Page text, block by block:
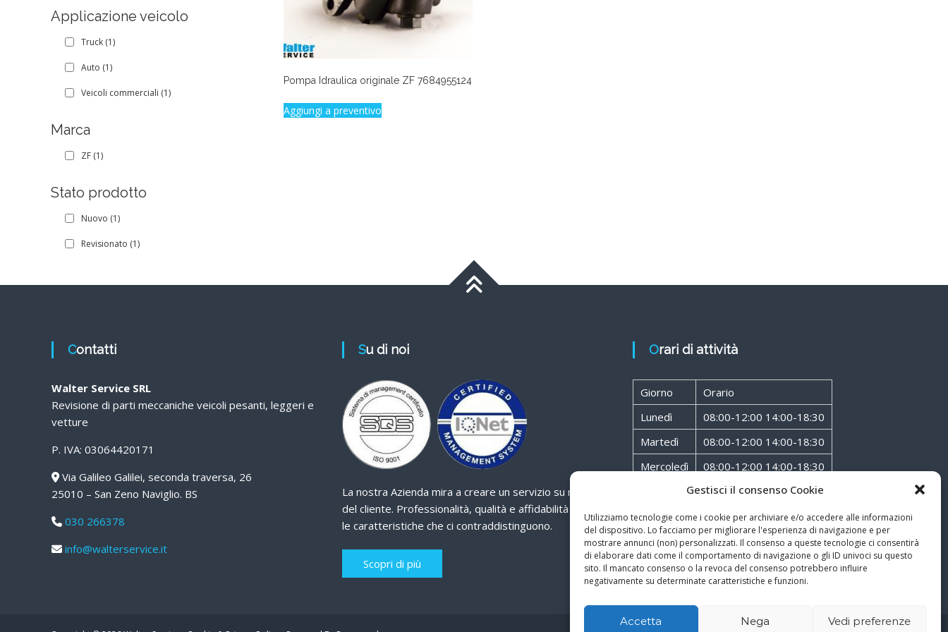
Gestisci il consenso Cookie
Utilizziamo tecnologie come i cookie per archiviare e/o accedere alle informazioni
del dispositivo. Lo facciamo per migliorare l'esperienza di navigazione e per
mostrare annunci (non) personalizzati. Il consenso a queste tecnologie ci consentirà
di elaborare dati come il comportamento di navigazione o gli ID univoci su questo
sito. Il mancato consenso o la revoca del consenso potrebbero influire
negativamente su determinate caratteristiche e funzioni.
Accetta Nega Vedi preferenze
Pompa Idraulica originale ZF 7684955124
Aggiungi a preventivo
Applicazione veicolo
Truck (1)
Auto (1)
Veicoli commerciali (1)
Marca
ZF (1)
Stato prodotto
Nuovo (1)
Revisionato (1)
Contatti
Walter Service SRL
Revisione di parti meccaniche veicoli pesanti, leggeri e
vetture
P. IVA: 03064420171
Via Galileo Galilei, seconda traversa, 26
25010 – San Zeno Naviglio. BS
030 266378
info@walterservice.it
Su di noi
La nostra Azienda mira a creare un servizio su misura
del cliente. Professionalità, qualità e affidabilità sono
le caratteristiche che ci contraddistinguono.
Scopri di più
Orari di attività
Giorno
Orario
Lunedì
08:00-12:00 14:00-18:30
Martedì
08:00-12:00 14:00-18:30
Mercoledì
08:00-12:00 14:00-18:30
08:00-12:00 14:00-18:30
Venerdì
08:00-12:00 14:00-18:30
Sabato
08:00-12:00